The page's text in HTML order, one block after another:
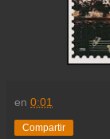
en 0:01
Compartir